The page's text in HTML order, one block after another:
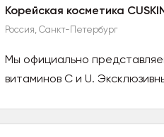
Корейская косметика
Россия, Санкт-Петербург
Мы официально
витаминов С и U.